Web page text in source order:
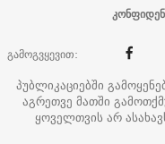
გამოგვყევით:
პუბლიკაციებში
აგრეთვე მათში
ყოველთვის არ